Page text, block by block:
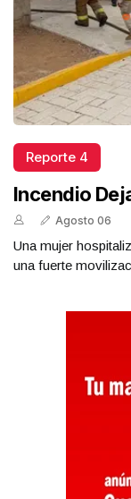
Reporte 4
Incendio
Agosto 06
Una mujer
una fuerte